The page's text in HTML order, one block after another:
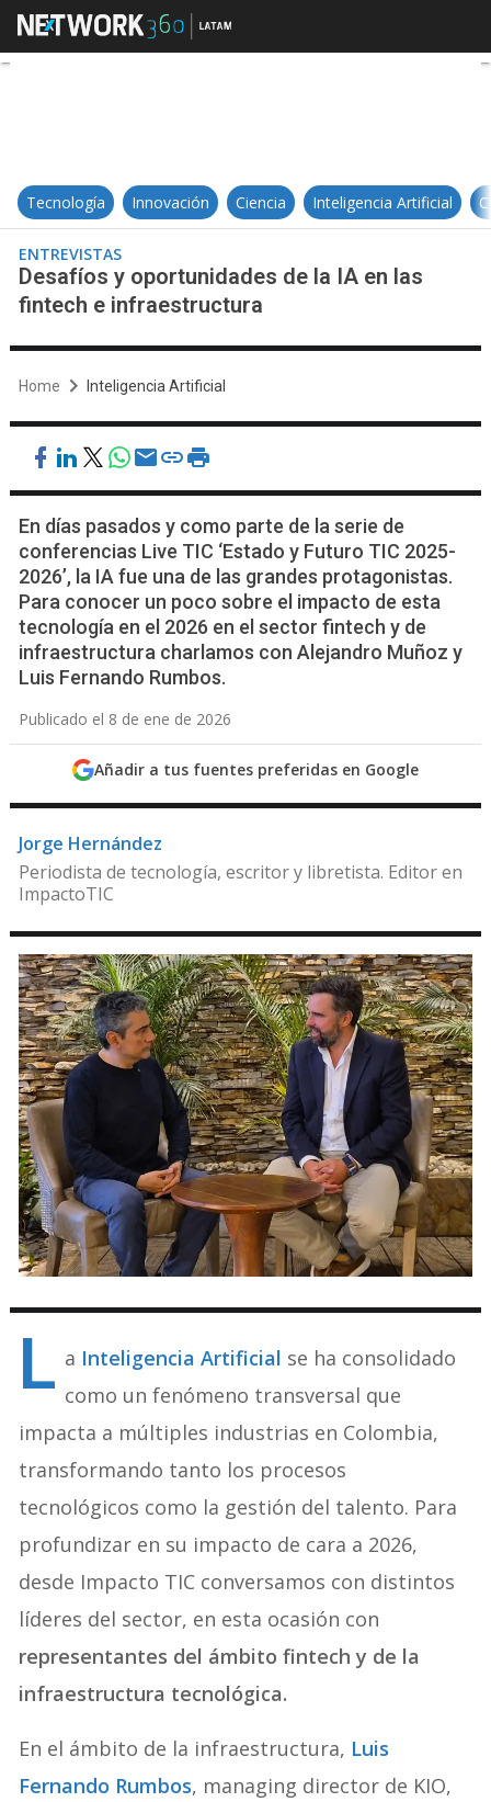
Desafíos y oportunidades de la
Tecnología Innovación Ciencia Inteligencia Artificial
ENTREVISTAS
Desafíos y oportunidades de la IA en las
fintech e infraestructura
Home Inteligencia Artificial
En días pasados y como parte de la serie de
conferencias Live TIC ‘Estado y Futuro TIC 2025-
2026’, la IA fue una de las grandes protagonistas.
Para conocer un poco sobre el impacto de esta
tecnología en el 2026 en el sector fintech y de
infraestructura charlamos con Alejandro Muñoz y
Luis Fernando Rumbos.
Publicado el 8 de ene de 2026
Añadir a tus fuentes preferidas en Google
Jorge Hernández
Periodista de tecnología, escritor y libretista. Editor en
ImpactoTIC
L a Inteligencia Artificial se ha consolidado
como un fenómeno transversal que
impacta a múltiples industrias en Colombia,
transformando tanto los procesos
tecnológicos como la gestión del talento. Para
profundizar en su impacto de cara a 2026,
desde Impacto TIC conversamos con distintos
líderes del sector, en esta ocasión con
representantes del ámbito fintech y de la
infraestructura tecnológica.
En el ámbito de la infraestructura, Luis
Fernando Rumbos, managing director de KIO,